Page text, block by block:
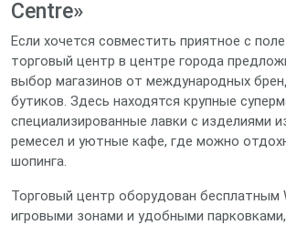
Centre»
Если хочется совместить приятное с
торговый центр в центре города
выбор магазинов от международных
бутиков. Здесь находятся крупные
специализированные лавки с изделиями
ремесел и уютные кафе, где можно
шопинга.
Торговый центр оборудован бесплатным
игровыми зонами и удобными